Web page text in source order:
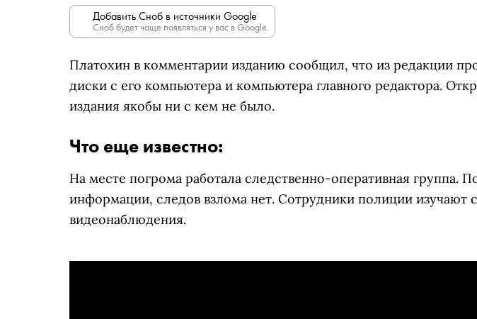
Добавить Сноб в источники Google
Сноб будет чаще появляться у вас в Google.
Платохин в комментарии изданию сообщил, что из редакции
диски с его компьютера и компьютера главного редактора.
издания якобы ни с кем не было.
Что еще известно:
На месте погрома работала следственно-оперативная группа.
информации, следов взлома нет. Сотрудники полиции изучают
видеонаблюдения.